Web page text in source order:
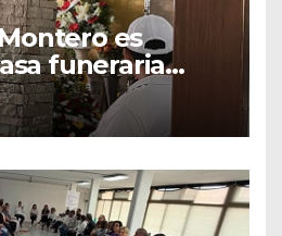
es
funeraria